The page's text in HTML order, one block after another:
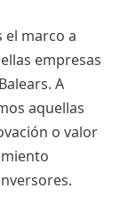
el marco a
empresas
A
aquellas
o valor